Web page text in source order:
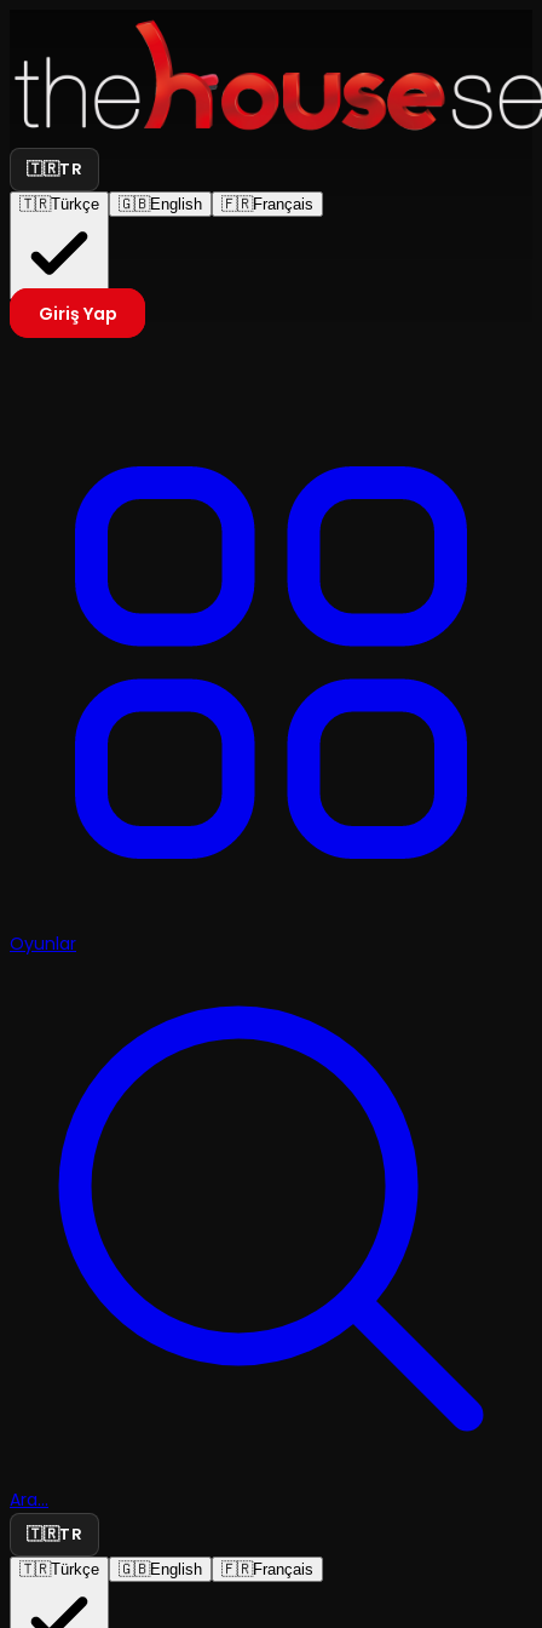
🇹🇷TR
🇹🇷Türkçe 🇬🇧English 🇫🇷Français
Giriş Yap
Oyunlar
Ara...
🇹🇷TR
🇹🇷Türkçe 🇬🇧English 🇫🇷Français